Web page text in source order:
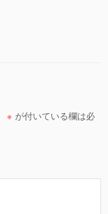
※ が付いている欄は必